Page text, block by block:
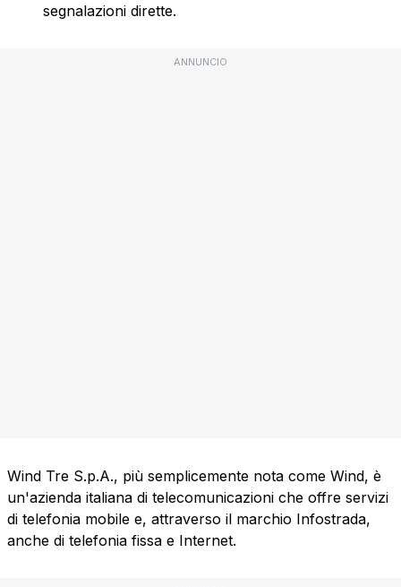
segnalazioni dirette.
ANNUNCIO
Wind Tre S.p.A., più semplicemente nota come Wind, è
un'azienda italiana di telecomunicazioni che offre servizi
di telefonia mobile e, attraverso il marchio Infostrada,
anche di telefonia fissa e Internet.